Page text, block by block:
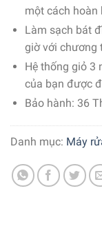
một cách hoàn
Làm sạch bát
giờ với chương
Hệ thống giỏ 3
của bạn được
Bảo hành: 36
Danh mục: Máy